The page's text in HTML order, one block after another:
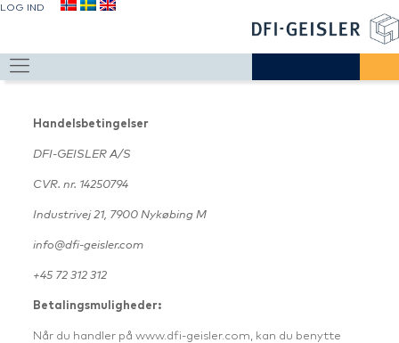
LOG IND
Handelsbetingelser
DFI-GEISLER A/S
CVR. nr. 14250794
Industrivej 21, 7900 Nykøbing M
info@dfi-geisler.com
+45 72 312 312
Betalingsmuligheder:
Når du handler på www.dfi-geisler.com, kan du benytte